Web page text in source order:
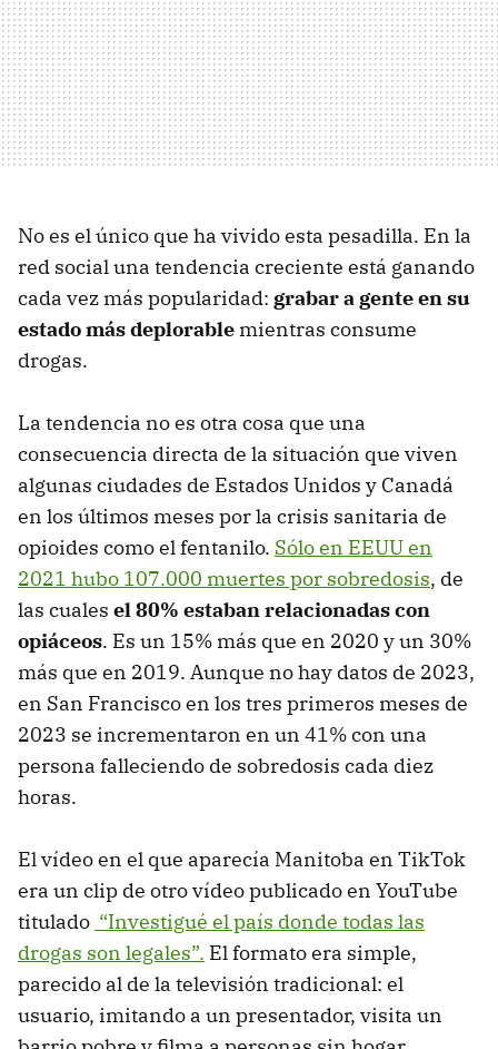
No es el único que ha vivido esta pesadilla. En la
red social una tendencia creciente está ganando
cada vez más popularidad: grabar a gente en su
estado más deplorable mientras consume
drogas.
La tendencia no es otra cosa que una
consecuencia directa de la situación que viven
algunas ciudades de Estados Unidos y Canadá
en los últimos meses por la crisis sanitaria de
opioides como el fentanilo. Sólo en EEUU en
2021 hubo 107.000 muertes por sobredosis, de
las cuales el 80% estaban relacionadas con
opiáceos. Es un 15% más que en 2020 y un 30%
más que en 2019. Aunque no hay datos de 2023,
en San Francisco en los tres primeros meses de
2023 se incrementaron en un 41% con una
persona falleciendo de sobredosis cada diez
horas.
El vídeo en el que aparecía Manitoba en TikTok
era un clip de otro vídeo publicado en YouTube
titulado “Investigué el país donde todas las
drogas son legales”. El formato era simple,
parecido al de la televisión tradicional: el
usuario, imitando a un presentador, visita un